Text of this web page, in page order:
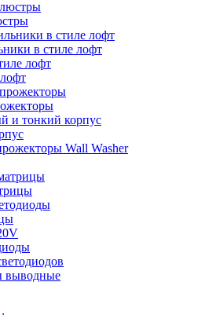
в стиле лофт
лофт
и тонкий корпус
Wall Washer
выводные